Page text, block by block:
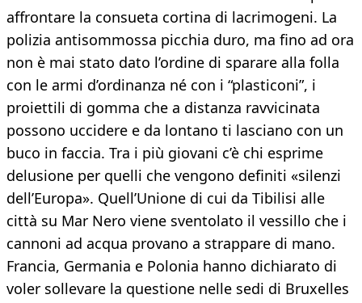
affrontare la consueta cortina di lacrimogeni. La
polizia antisommossa picchia duro, ma fino ad ora
non è mai stato dato l’ordine di sparare alla folla
con le armi d’ordinanza né con i “plasticoni”, i
proiettili di gomma che a distanza ravvicinata
possono uccidere e da lontano ti lasciano con un
buco in faccia. Tra i più giovani c’è chi esprime
delusione per quelli che vengono definiti «silenzi
dell’Europa». Quell’Unione di cui da Tibilisi alle
città su Mar Nero viene sventolato il vessillo che i
cannoni ad acqua provano a strappare di mano.
Francia, Germania e Polonia hanno dichiarato di
voler sollevare la questione nelle sedi di Bruxelles